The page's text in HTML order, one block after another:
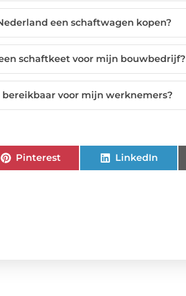
een schaftwagen kopen?
schaftkeet voor mijn bouwbedrijf?
bereikbaar voor mijn werknemers?
Pinterest LinkedIn